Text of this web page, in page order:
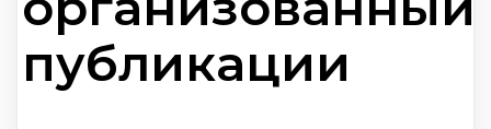
публикации